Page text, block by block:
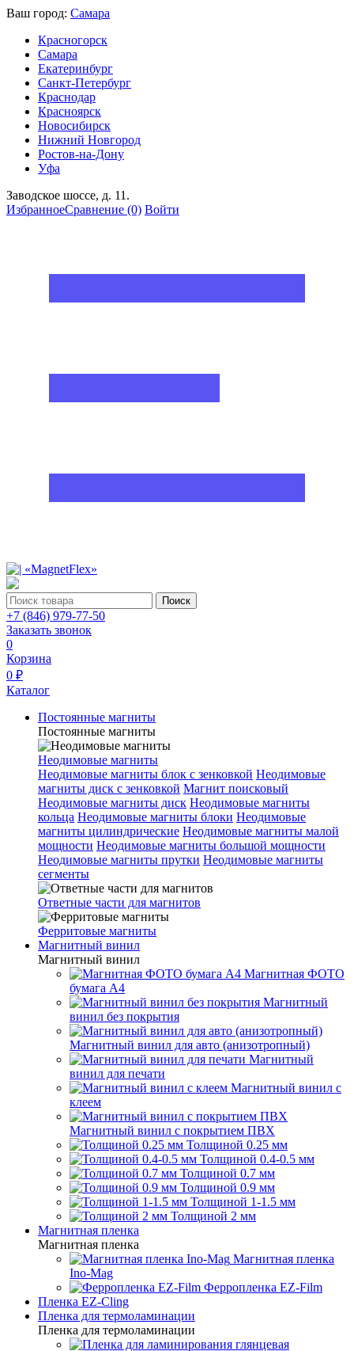
Ваш город: Самара
Красногорск
Самара
Екатеринбург
Санкт-Петербург
Краснодар
Красноярск
Новосибирск
Нижний Новгород
Ростов-на-Дону
Уфа
Заводское шоссе, д. 11.
ИзбранноеСравнение (0) Войти
Поиск
+7 (846) 979-77-50
Заказать звонок
0
Корзина
0 ₽
Каталог
Постоянные магниты
Постоянные магниты
Неодимовые магниты
Неодимовые магниты блок с зенковкой Неодимовые
магниты диск с зенковкой Магнит поисковый
Неодимовые магниты диск Неодимовые магниты
кольца Неодимовые магниты блоки Неодимовые
магниты цилиндрические Неодимовые магниты малой
мощности Неодимовые магниты большой мощности
Неодимовые магниты прутки Неодимовые магниты
сегменты
Ответные части для магнитов
Ферритовые магниты
Магнитный винил
Магнитный винил
Магнитная ФОТО
бумага А4
Магнитный
винил без покрытия
Магнитный винил для авто (анизотропный)
Магнитный
винил для печати
Магнитный винил с
клеем
Магнитный винил с покрытием ПВХ
Толщиной 0.25 мм
Толщиной 0.4-0.5 мм
Толщиной 0.7 мм
Толщиной 0.9 мм
Толщиной 1-1.5 мм
Толщиной 2 мм
Магнитная пленка
Магнитная пленка
Магнитная пленка
Ino-Mag
Ферропленка EZ-Film
Пленка EZ-Cling
Пленка для термоламинации
Пленка для термоламинации